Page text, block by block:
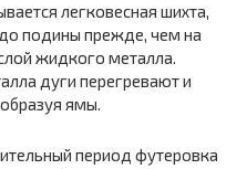
легковесная шихта,
подины прежде, чем на
жидкого металла.
дуги перегревают и
ямы.
период футеровка